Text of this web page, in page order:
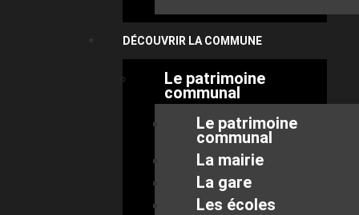
DÉCOUVRIR LA COMMUNE
Le patrimoine
communal
Le patrimoine
communal
La mairie
La gare
Les écoles